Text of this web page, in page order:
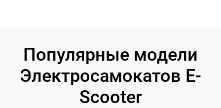
Популярные модели
Электросамокатов E-
Scooter